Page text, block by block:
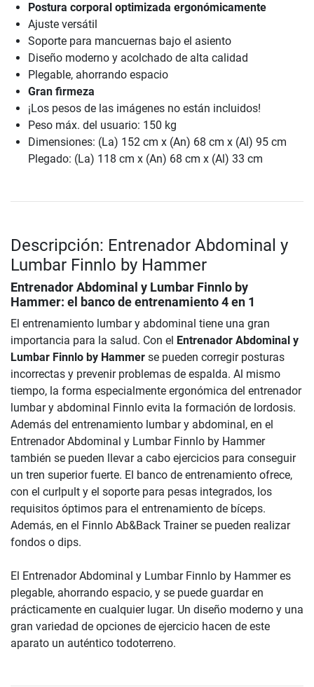
Postura corporal optimizada ergonómicamente
Ajuste versátil
Soporte para mancuernas bajo el asiento
Diseño moderno y acolchado de alta calidad
Plegable, ahorrando espacio
Gran firmeza
¡Los pesos de las imágenes no están incluidos!
Peso máx. del usuario: 150 kg
Dimensiones: (La) 152 cm x (An) 68 cm x (Al) 95 cm
Plegado: (La) 118 cm x (An) 68 cm x (Al) 33 cm
Descripción: Entrenador Abdominal y
Lumbar Finnlo by Hammer
Entrenador Abdominal y Lumbar Finnlo by
Hammer: el banco de entrenamiento 4 en 1
El entrenamiento lumbar y abdominal tiene una gran
importancia para la salud. Con el Entrenador Abdominal y
Lumbar Finnlo by Hammer se pueden corregir posturas
incorrectas y prevenir problemas de espalda. Al mismo
tiempo, la forma especialmente ergonómica del entrenador
lumbar y abdominal Finnlo evita la formación de lordosis.
Además del entrenamiento lumbar y abdominal, en el
Entrenador Abdominal y Lumbar Finnlo by Hammer
también se pueden llevar a cabo ejercicios para conseguir
un tren superior fuerte. El banco de entrenamiento ofrece,
con el curlpult y el soporte para pesas integrados, los
requisitos óptimos para el entrenamiento de bíceps.
Además, en el Finnlo Ab&Back Trainer se pueden realizar
fondos o dips.
El Entrenador Abdominal y Lumbar Finnlo by Hammer es
plegable, ahorrando espacio, y se puede guardar en
prácticamente en cualquier lugar. Un diseño moderno y una
gran variedad de opciones de ejercicio hacen de este
aparato un auténtico todoterreno.